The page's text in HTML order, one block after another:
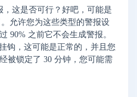
，这是否可行？好吧，可能是
允许您为这些类型的警报设
90% 之前它不会生成警报。
钩，这可能是正常的，并且您
被锁定了 30 分钟，您可能需